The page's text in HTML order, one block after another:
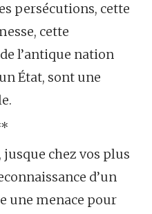
persécutions, cette
cette
l’antique nation
État, sont une
jusque chez vos plus
d’un
une menace pour